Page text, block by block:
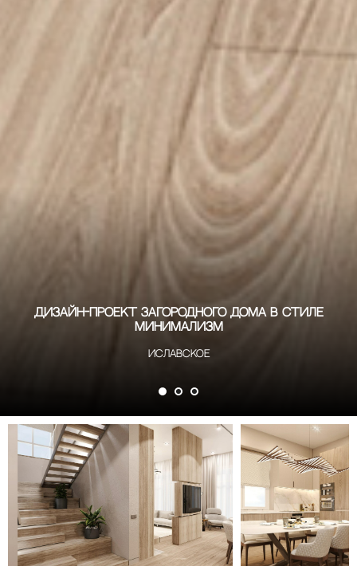
Дизайн-проект загородного дома в стиле
Минимализм
Иславское